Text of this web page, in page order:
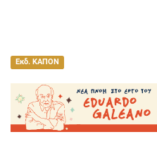
Εκδ. ΚΑΠΟΝ